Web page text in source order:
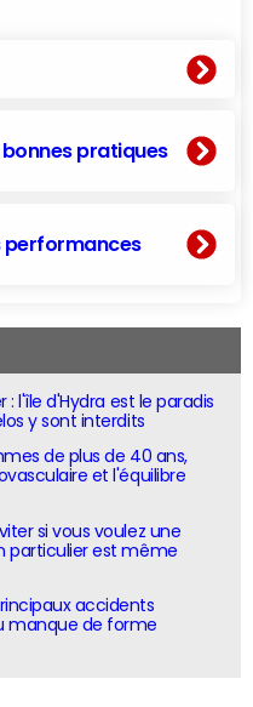
bonnes pratiques
performances
: l'île d'Hydra est le paradis
y sont interdits
de plus de 40 ans,
et l'équilibre
si vous voulez une
particulier est même
accidents
manque de forme